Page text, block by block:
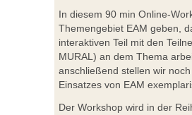
In diesem 90 min Online-
Themengebiet EAM geben,
interaktiven Teil mit den
MURAL) an dem Thema
anschließend stellen wir
Einsatzes von EAM
Der Workshop wird in der